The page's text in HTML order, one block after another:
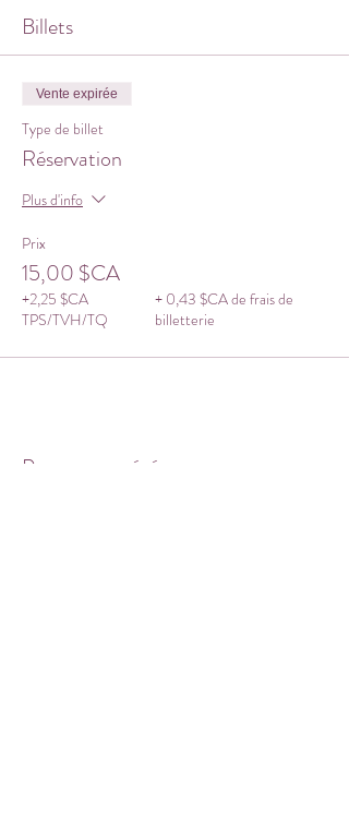
Billets
Vente expirée
Type de billet
Réservation
Plus d'info
Prix
15,00 $CA
+2,25 $CA
TPS/TVH/TQ
+ 0,43 $CA de frais de
billetterie
Partager cet événement